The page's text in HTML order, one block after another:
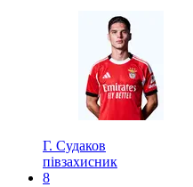
Г. Судаков
півзахисник
8